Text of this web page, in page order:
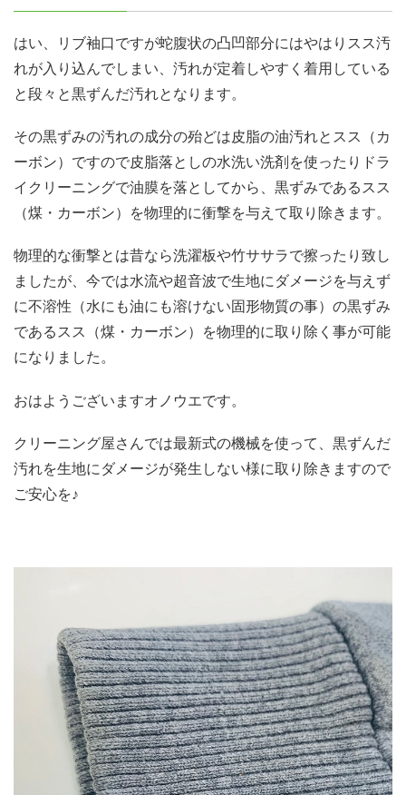
はい、リブ袖口ですが蛇腹状の凸凹部分にはやはりスス汚
れが入り込んでしまい、汚れが定着しやすく着用している
と段々と黒ずんだ汚れとなります。
その黒ずみの汚れの成分の殆どは皮脂の油汚れとスス（カ
ーボン）ですので皮脂落としの水洗い洗剤を使ったりドラ
イクリーニングで油膜を落としてから、黒ずみであるスス
（煤・カーボン）を物理的に衝撃を与えて取り除きます。
物理的な衝撃とは昔なら洗濯板や竹ササラで擦ったり致し
ましたが、今では水流や超音波で生地にダメージを与えず
に不溶性（水にも油にも溶けない固形物質の事）の黒ずみ
であるスス（煤・カーボン）を物理的に取り除く事が可能
になりました。
おはようございますオノウエです。
クリーニング屋さんでは最新式の機械を使って、黒ずんだ
汚れを生地にダメージが発生しない様に取り除きますので
ご安心を♪